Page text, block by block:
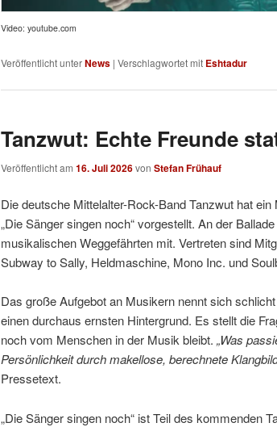
Video: youtube.com
Veröffentlicht unterNews | Verschlagwortet mit Eshtadur
Tanzwut: Echte Freunde
Veröffentlicht am 16. Juli 2026von Stefan Frühauf
Die deutsche Mittelalter-Rock-Band Tanzwut hat
„Die Sänger singen noch“ vorgestellt. An der
musikalischen Weggefährten mit. Vertreten sind
Subway to Sally, Heldmaschine, Mono Inc. und
Das große Aufgebot an Musikern nennt sich
einen durchaus ernsten Hintergrund. Es stellt die
noch vom Menschen in der Musik bleibt. „Was
Persönlichkeit durch makellose, berechnete
Pressetext.
„Die Sänger singen noch“ ist Teil des kommenden